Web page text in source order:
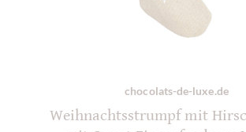
chocolats-de-luxe.de
Weihnachtsstrumpf mit